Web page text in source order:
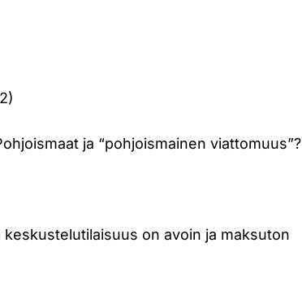
ja “pohjoismainen viattomuus”?
on avoin ja maksuton